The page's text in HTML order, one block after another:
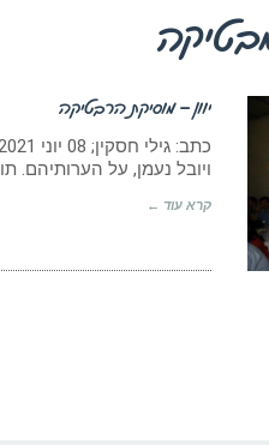
יוון – מוסיקת הרבטיקה
ויובל נעמן, על הערותיהם.
קרא עוד ←